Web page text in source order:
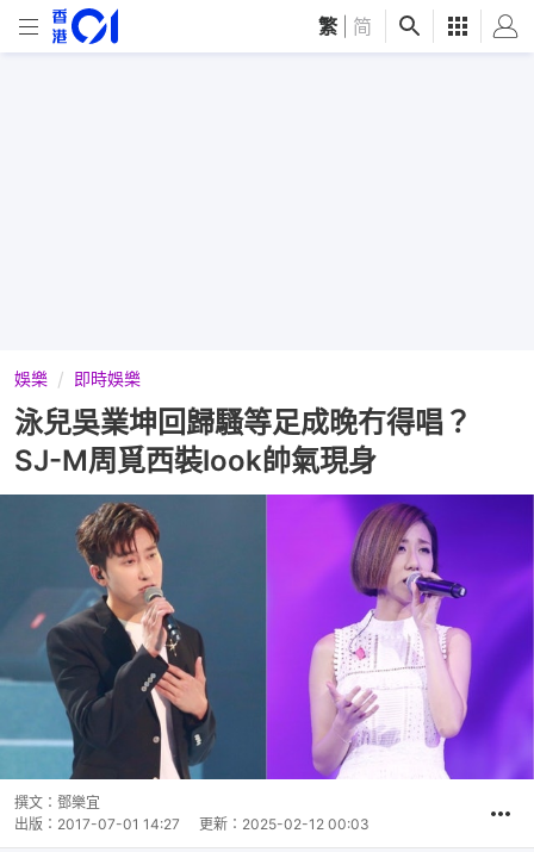
繁 简
娛樂 即時娛樂
泳兒吳業坤回歸騷等足成晚冇得唱？
SJ-M周覓西裝look帥氣現身
撰文： 鄧樂宜
出版： 2017-07-01 14:27 更新： 2025-02-12 00:03